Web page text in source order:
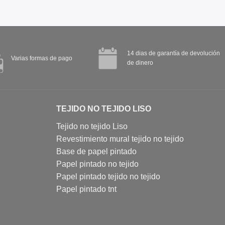
Varias formas de pago
14 dias de garantía de devolución
de dinero
TEJIDO NO TEJIDO LISO
Tejido no tejido Liso
Revestimiento mural tejido no tejido
Base de papel pintado
Papel pintado no tejido
Papel pintado tejido no tejido
Papel pintado tnt